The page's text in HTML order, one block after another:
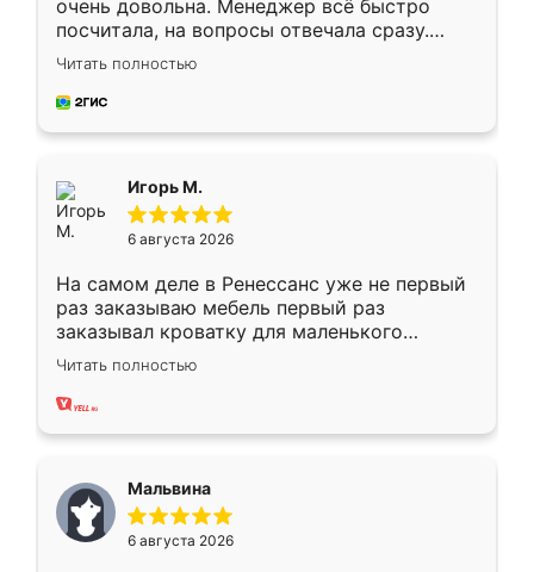
очень довольна. Менеджер всё быстро
посчитала, на вопросы отвечала сразу.
Замерщик приехал в субботу, подошёл к
делу со всей ответственностью. Собрали
за день, ребята работали аккуратно, даже
Читать полностью
Игорь М.
6 августа 2026
На самом деле в Ренессанс уже не первый
раз заказываю мебель первый раз
заказывал кроватку для маленького
ребёнка при его рождении ,во второй раз
заказал шкаф-купе. По качеству очень
хорошее сборка достаточно быстрая,
меньше, здесь же он более разнообразный.
Мне нравится ,если что-то потребуется из
мебели буду заказывать только здесь.
Читать полностью
Мальвина
6 августа 2026